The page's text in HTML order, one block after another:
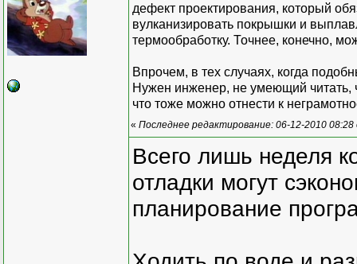
дефект проектирования, который
вулканизировать покрышки и
термообработку. Точнее, конечно,
Впрочем, в тех случаях, когда
Нужен инженер, не умеющий читать,
что тоже можно отнести к
« Последнее редактирование: 06-12-2010
Всего лишь неделя
отладки могут
планирование